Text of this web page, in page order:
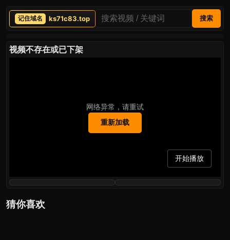
ks71c83.top 搜索
视频不存在或已下架
网络异常，请重试
重新加载
开始播放
猜你喜欢